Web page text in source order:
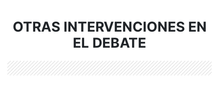
OTRAS INTERVENCIONES EN
EL DEBATE